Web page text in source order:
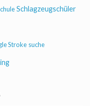
Schlagzeugschüler
Stroke suche